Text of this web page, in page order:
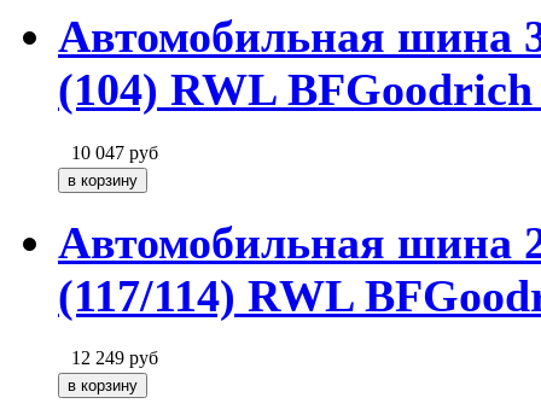
Автомобильная шина
(104) RWL
10 047 руб
Автомобильная шина
(117/114) RWL
12 249 руб